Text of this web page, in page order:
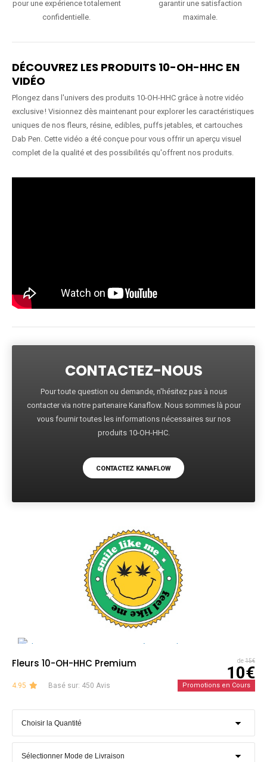
pour une expérience totalement
confidentielle.
garantir une satisfaction
maximale.
DÉCOUVREZ LES PRODUITS 10-OH-HHC EN
VIDÉO
Plongez dans l'univers des produits 10-OH-HHC grâce à notre vidéo
exclusive ! Visionnez dès maintenant pour explorer les caractéristiques
uniques de nos fleurs, résine, edibles, puffs jetables, et cartouches
Dab Pen. Cette vidéo a été conçue pour vous offrir un aperçu visuel
complet de la qualité et des possibilités qu'offrent nos produits.
CONTACTEZ-NOUS
Pour toute question ou demande, n'hésitez pas à nous
contacter via notre partenaire Kanaflow. Nous sommes là pour
vous fournir toutes les informations nécessaires sur nos
produits 10-OH-HHC.
CONTACTEZ KANAFLOW
Fleurs 10-OH-HHC Premium de15€
10€
4.95 Basé sur: 450 Avis Promotions en Cours